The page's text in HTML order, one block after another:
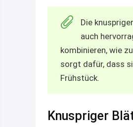
Die
auch
kombinieren, wie
sorgt dafür, dass
Frühstück.
Knuspriger